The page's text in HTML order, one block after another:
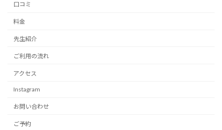
口コミ
料金
先生紹介
ご利用の流れ
アクセス
Instagram
お問い合わせ
ご予約